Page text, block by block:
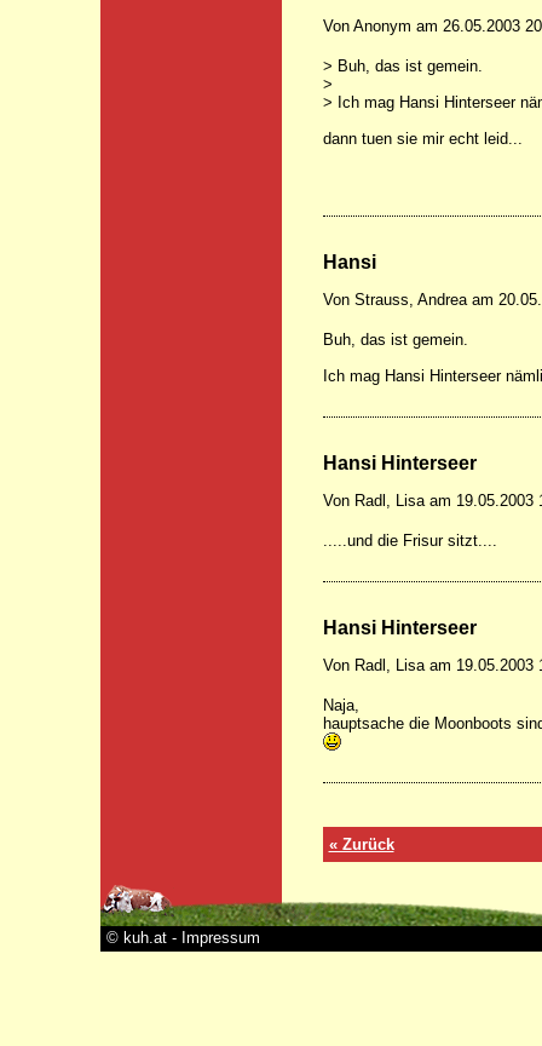
Von Anonym am 26.05.2003
> Buh, das ist gemein.
>
> Ich mag Hansi Hinterseer
dann tuen sie mir echt leid...
Hansi
Von Strauss, Andrea am
Buh, das ist gemein.
Ich mag Hansi Hinterseer
Hansi Hinterseer
Von Radl, Lisa am 19.05.2003
.....und die Frisur sitzt....
Hansi Hinterseer
Von Radl, Lisa am 19.05.2003
Naja,
hauptsache die Moonboots
« Zurück
© kuh.at - Impressum